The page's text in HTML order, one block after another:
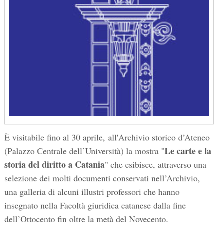
È visitabile fino al 30 aprile, all'Archivio storico d’Ateneo
(Palazzo Centrale dell’Università) la mostra "Le carte e la
storia del diritto a Catania" che esibisce, attraverso una
selezione dei molti documenti conservati nell’Archivio,
una galleria di alcuni illustri professori che hanno
insegnato nella Facoltà giuridica catanese dalla fine
dell’Ottocento fin oltre la metà del Novecento.